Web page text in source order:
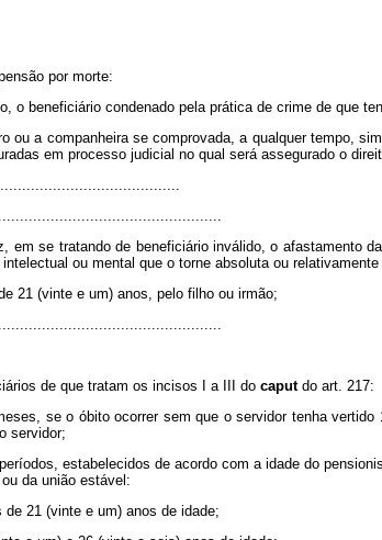
por morte:
o beneficiário condenado pela prática de crime de que
ou a companheira se comprovada, a qualquer tempo,
em processo judicial no qual será assegurado o
em se tratando de beneficiário inválido, o afastamento
ou mental que o torne absoluta ou
21 (vinte e um) anos, pelo filho ou irmão;
de que tratam os incisos I a III do caput do art. 217:
se o óbito ocorrer sem que o servidor tenha
servidor;
estabelecidos de acordo com a idade do
da união estável:
21 (vinte e um) anos de idade;